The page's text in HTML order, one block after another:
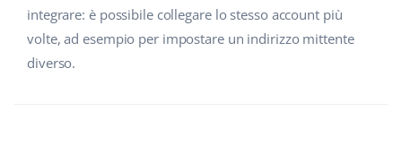
integrare: è possibile collegare lo stesso account più
volte, ad esempio per impostare un indirizzo mittente
diverso.